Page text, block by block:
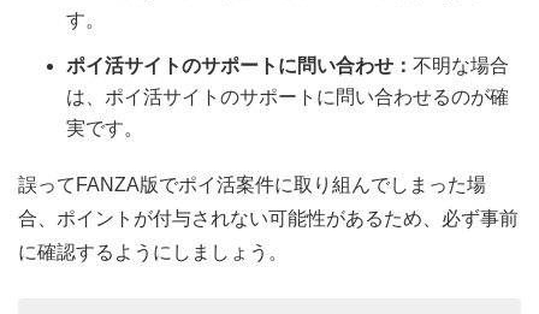
す。
ポイ活サイトのサポートに問い合わせ： 不明な場合
は、ポイ活サイトのサポートに問い合わせるのが確
実です。
誤ってFANZA版でポイ活案件に取り組んでしまった場
合、ポイントが付与されない可能性があるため、必ず事前
に確認するようにしましょう。